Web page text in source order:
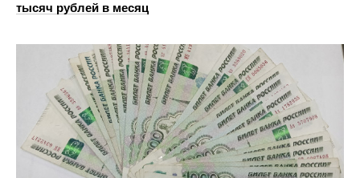
тысяч рублей в месяц